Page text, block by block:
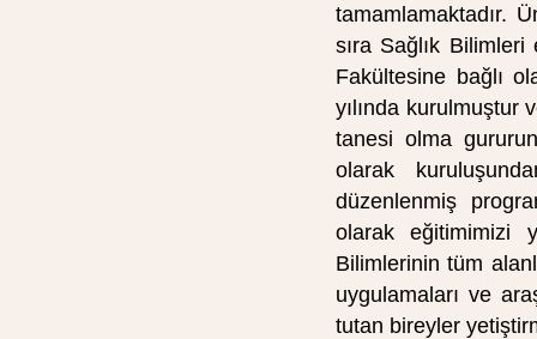
tamamlamaktadır.
sıra Sağlık
Fakültesine bağlı
yılında
tanesi olma
olarak
düzenlenmiş
olarak eğitimimizi
Bilimlerinin tüm
uygulamaları ve
tutan bireyler